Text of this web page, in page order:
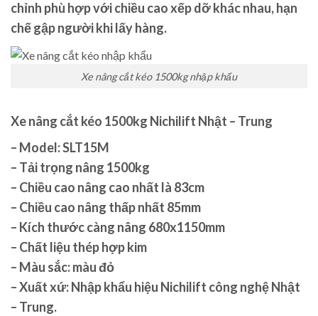
chỉnh phù hợp với chiều cao xếp dỡ khác nhau, hạn
chế gập người khi lấy hàng.
Xe nâng cắt kéo 1500kg nhập khẩu
Xe nâng cắt kéo 1500kg Nichilift Nhật – Trung
– Model: SLT15M
– Tải trọng nâng 1500kg
– Chiều cao nâng cao nhất là 83cm
– Chiều cao nâng thấp nhất 85mm
– Kích thước càng nâng 680x1150mm
– Chất liệu thép hợp kim
– Màu sắc: màu đỏ
– Xuất xứ: Nhập khẩu hiệu Nichilift công nghệ Nhật
– Trung.